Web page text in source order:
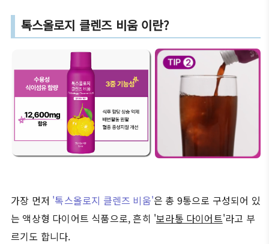
톡스올로지 클렌즈 비움 이란?
가장 먼저 '톡스올로지 클렌즈 비움'은 총 9통으로 구성되어 있
는 액상형 다이어트 식품으로, 흔히 '보라통 다이어트'라고 부
르기도 합니다.